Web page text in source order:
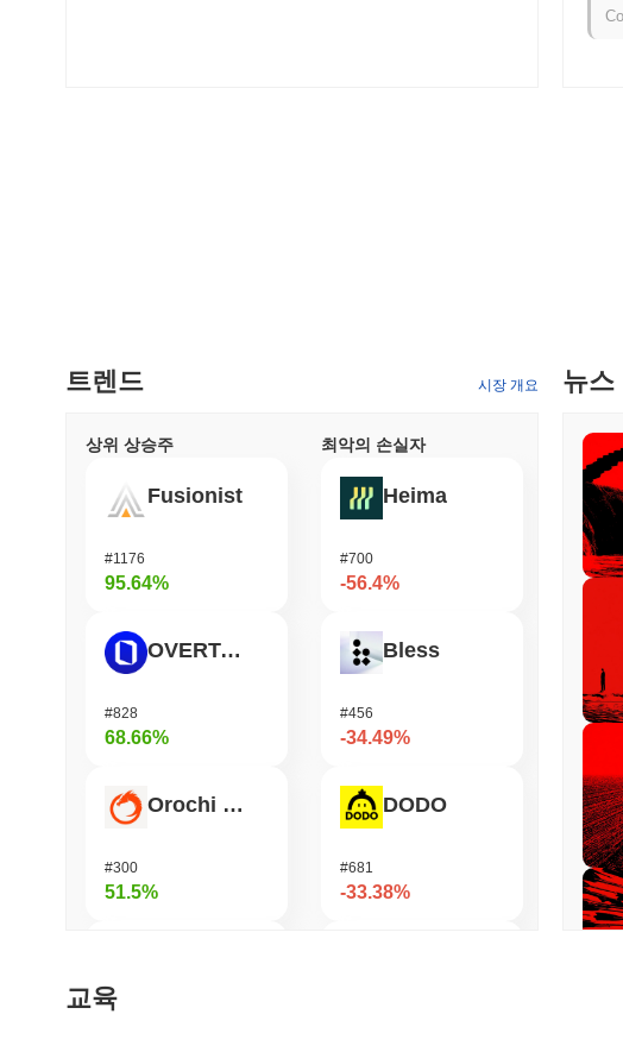
베
러
베
베이
인
트워
할
통합
어,
한
베
베이
기능
거
암
활발
생태
줍니
베
베이
데
트렌드 시장 개요
상위 상승주
Fusionist
#1176
95.64%
OVERTAKE
#828
68.66%
Orochi Network
#300
51.5%
최악의 손실자
Heima
#700
-56.4%
Bless
#456
-34.49%
DODO
#681
-33.38%
뉴스
교육